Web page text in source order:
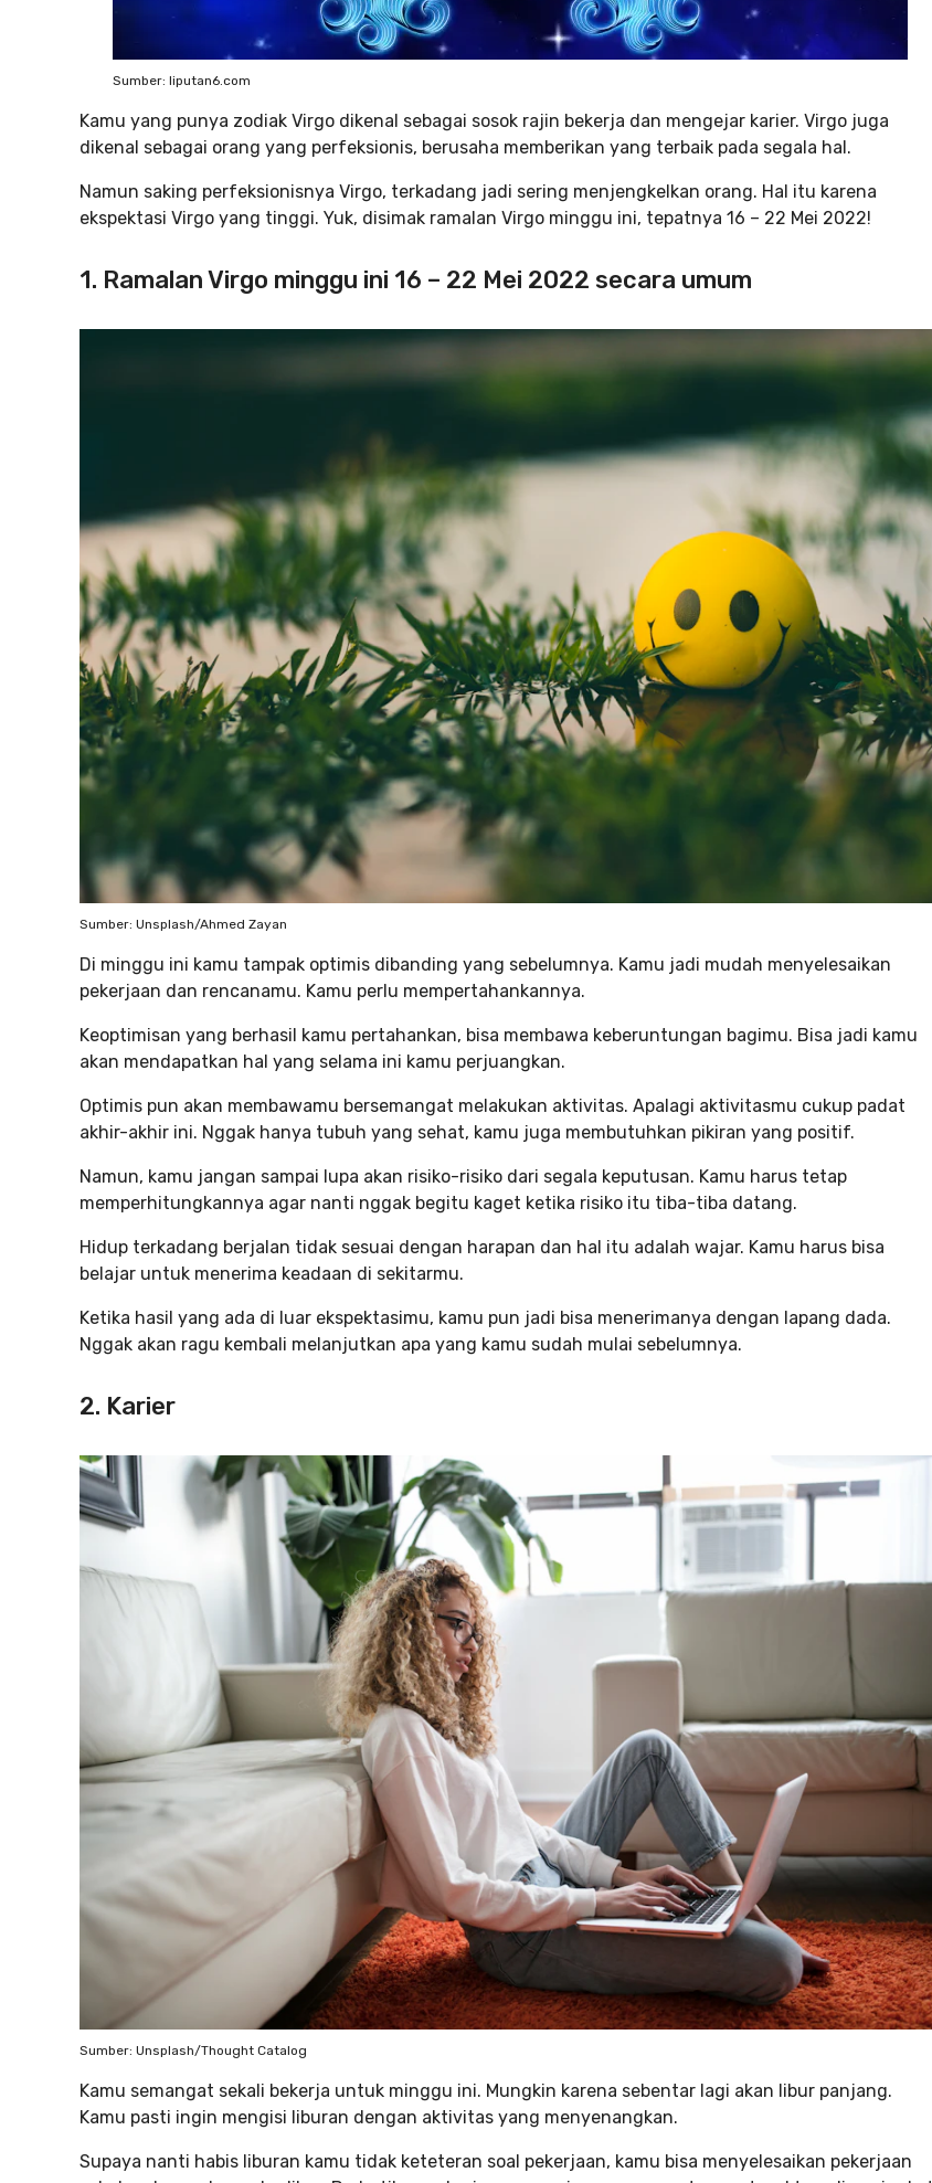
Sumber: liputan6.com
Kamu yang punya zodiak Virgo dikenal sebagai sosok rajin bekerja dan mengejar karier. Virgo juga
dikenal sebagai orang yang perfeksionis, berusaha memberikan yang terbaik pada segala hal.
Namun saking perfeksionisnya Virgo, terkadang jadi sering menjengkelkan orang. Hal itu karena
ekspektasi Virgo yang tinggi. Yuk, disimak ramalan Virgo minggu ini, tepatnya 16 – 22 Mei 2022!
1. Ramalan Virgo minggu ini 16 – 22 Mei 2022 secara umum
Sumber: Unsplash/Ahmed Zayan
Di minggu ini kamu tampak optimis dibanding yang sebelumnya. Kamu jadi mudah menyelesaikan
pekerjaan dan rencanamu. Kamu perlu mempertahankannya.
Keoptimisan yang berhasil kamu pertahankan, bisa membawa keberuntungan bagimu. Bisa jadi kamu
akan mendapatkan hal yang selama ini kamu perjuangkan.
Optimis pun akan membawamu bersemangat melakukan aktivitas. Apalagi aktivitasmu cukup padat
akhir-akhir ini. Nggak hanya tubuh yang sehat, kamu juga membutuhkan pikiran yang positif.
Namun, kamu jangan sampai lupa akan risiko-risiko dari segala keputusan. Kamu harus tetap
memperhitungkannya agar nanti nggak begitu kaget ketika risiko itu tiba-tiba datang.
Hidup terkadang berjalan tidak sesuai dengan harapan dan hal itu adalah wajar. Kamu harus bisa
belajar untuk menerima keadaan di sekitarmu.
Ketika hasil yang ada di luar ekspektasimu, kamu pun jadi bisa menerimanya dengan lapang dada.
Nggak akan ragu kembali melanjutkan apa yang kamu sudah mulai sebelumnya.
2. Karier
Sumber: Unsplash/Thought Catalog
Kamu semangat sekali bekerja untuk minggu ini. Mungkin karena sebentar lagi akan libur panjang.
Kamu pasti ingin mengisi liburan dengan aktivitas yang menyenangkan.
Supaya nanti habis liburan kamu tidak keteteran soal pekerjaan, kamu bisa menyelesaikan pekerjaan